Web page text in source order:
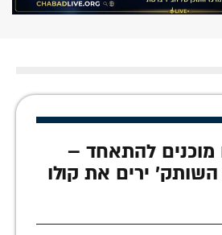
מוכנים להתאחד –
ירים את קולו